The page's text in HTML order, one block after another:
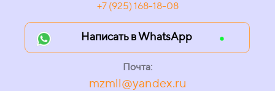
+7 (925) 168-18-08
Написать в WhatsApp
Почта:
mzmll@yandex.ru